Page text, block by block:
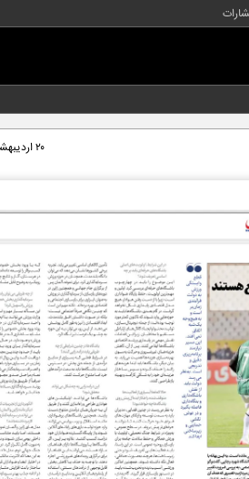
۲۰ اردیبهشت ۱۴۰۵